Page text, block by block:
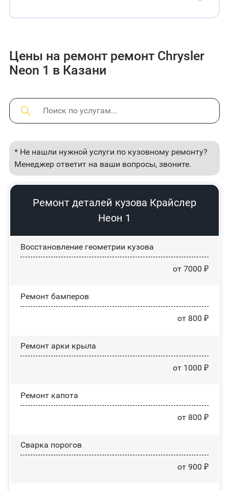
Цены на ремонт ремонт Chrysler
Neon 1 в Казани
* Не нашли нужной услуги по кузовному ремонту?
Менеджер ответит на ваши вопросы, звоните.
Ремонт деталей кузова Крайслер
Неон 1
Восстановление геометрии кузова
от 7000 ₽
Ремонт бамперов
от 800 ₽
Ремонт арки крыла
от 1000 ₽
Ремонт капота
от 800 ₽
Сварка порогов
от 900 ₽